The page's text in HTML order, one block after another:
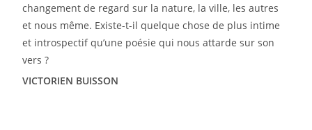
changement de regard sur la nature, la ville, les autres
et nous même. Existe-t-ilquelque chose de plus intime
et introspectif qu’une poésie qui nous attarde sur son
vers ?
VICTORIEN BUISSON